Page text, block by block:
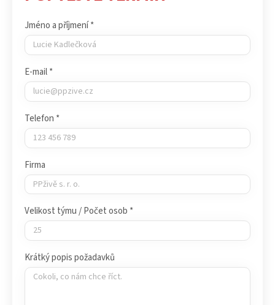
Jméno a příjmení *
E-mail *
Telefon *
Firma
Velikost týmu / Počet osob *
Krátký popis požadavků